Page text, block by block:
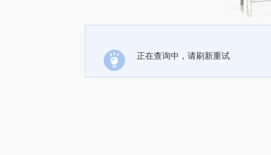
正在查询中，请刷新重试